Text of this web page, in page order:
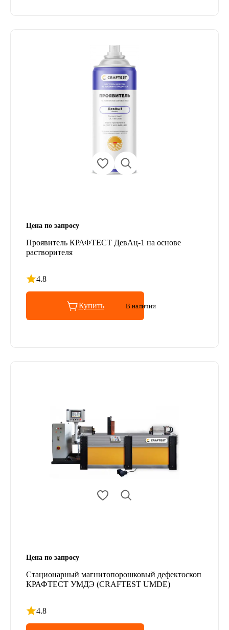
Цена по запросу
Проявитель КРАФТЕСТ ДевАц-1 на основе
растворителя
4.8
Рейтинг 4.8 из 5
Купить В наличии
Цена по запросу
Стационарный магнитопорошковый дефектоскоп
КРАФТЕСТ УМДЭ (CRAFTEST UMDE)
4.8
Рейтинг 4.8 из 5